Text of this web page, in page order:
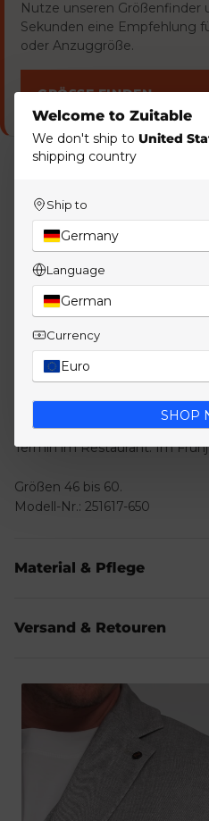
Nutze unseren Größenfinder
Sekunden eine Empfehlung
oder Anzuggröße.
GRÖSSE FINDEN
Jersey Anzug aus DiNick
Anzughose und DiWesley
Komponenten mit Stretch,
komplettes Set. In Med.
Spektrum, vielseitig.
Mit Weste sieht's gleich
bleibt's der zugängliche Slim-
Zur Sommer-Hochzeit als
Termin im Restaurant. Im
Größen 46 bis 60.
Modell-Nr.: 251617-650
Material & Pflege
Versand & Retouren
Welcome to Zuitable
We don't ship to United
shipping country
Ship to
Germany
Language
German
Currency
Euro
SHOP